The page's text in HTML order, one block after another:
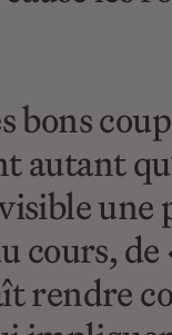
bons
autant
une
cours, de
rendre